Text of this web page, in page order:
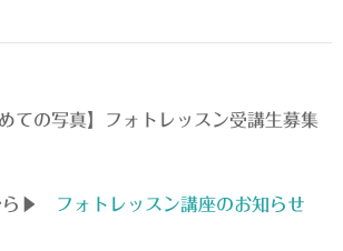
ての写真】フォトレッスン受講生募集
ら▶ フォトレッスン講座のお知らせ